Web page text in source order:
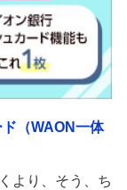
（WAON一体
より、そう、ち